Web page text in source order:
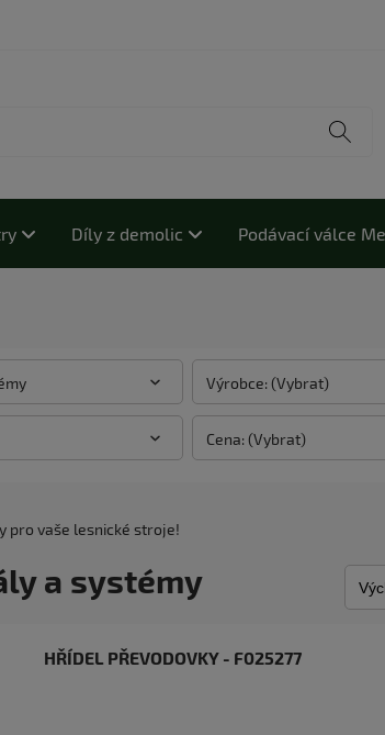
Díly z demolic Podávací válce
Výrobce: (Vybrat)
Cena: (Vybrat)
pro vaše lesnické stroje!
a systémy
HŘÍDEL PŘEVODOVKY - F025277